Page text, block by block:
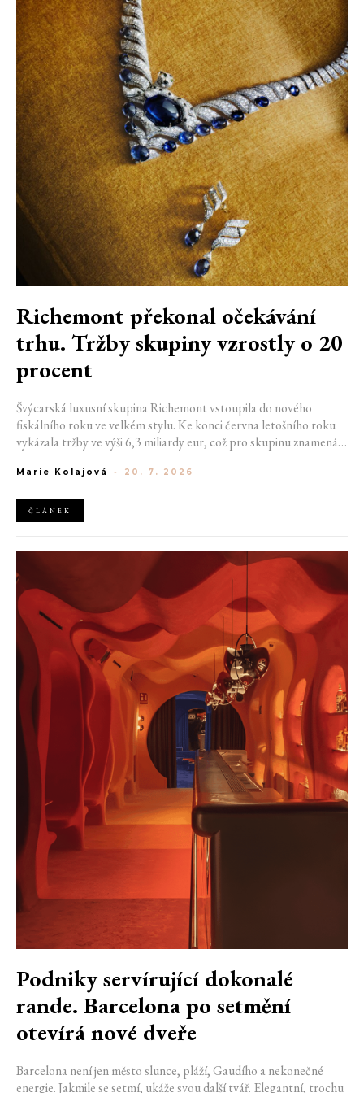
Richemont překonal očekávání
trhu. Tržby skupiny vzrostly o 20
procent
Švýcarská luxusní skupina Richemont vstoupila do nového
fiskálního roku ve velkém stylu. Ke konci června letošního roku
vykázala tržby ve výši 6,3 miliardy eur, což pro skupinu znamená
luxusním zůstává i přes přetrvávající ekonomickou nejistotu
Marie Kolajová - 20. 7. 2026
ČLÁNEK
Podniky servírující dokonalé
rande. Barcelona po setmění
otevírá nové dveře
Barcelona není jen město slunce, pláží, Gaudího a nekonečné
energie. Jakmile se setmí, ukáže svou další tvář. Elegantní, trochu